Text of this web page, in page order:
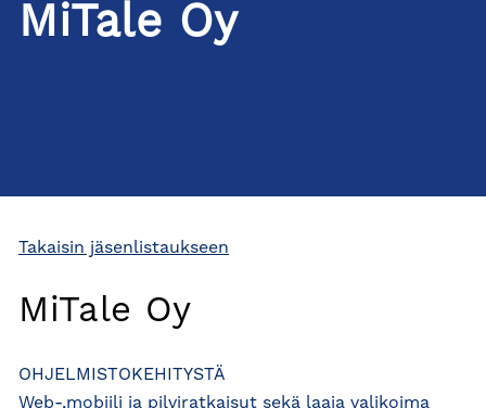
MiTale Oy
Takaisin jäsenlistaukseen
MiTale Oy
OHJELMISTOKEHITYSTÄ
Web-,mobiili ja pilviratkaisut sekä laaja valikoima